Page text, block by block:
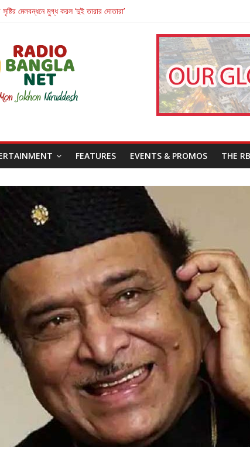
মেলবন্ধনে মুগ্ধ করল ‘দুই তারার দোতারা’
Provoking Short Film That Challenges Our Understanding
এলে তাই’
FEATURES EVENTS & PROMOS THE